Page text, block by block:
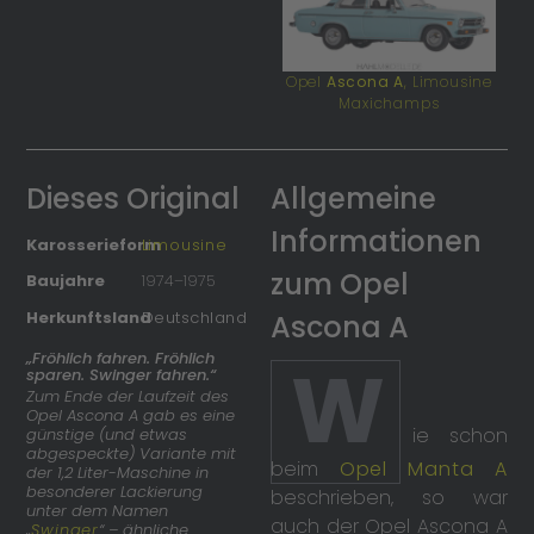
Opel Ascona A, Limousine
Maxichamps
Dieses Original
KarosserieformLimousine
Baujahre
1974–1975
HerkunftslandDeutschland
„Fröhlich fahren. Fröhlich
sparen. Swinger fahren.“
Zum Ende der Laufzeit des
Opel Ascona A gab es eine
günstige (und etwas
abgespeckte) Variante mit
der 1,2 Liter-Maschine in
besonderer Lackierung
unter dem Namen
Allgemeine
Informationen
zum Opel
Ascona A
W
ie schon
beim Opel Manta A
beschrieben, so war
auch der Opel Ascona A